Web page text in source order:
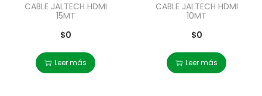
CABLE JALTECH HDMI
15MT
$0
Leer más
CABLE JALTECH HDMI
10MT
$0
Leer más